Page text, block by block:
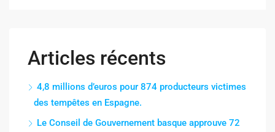
Articles récents
4,8 millions d’euros pour 874 producteurs victimes
des tempêtes en Espagne.
Le Conseil de Gouvernement basque approuve 72